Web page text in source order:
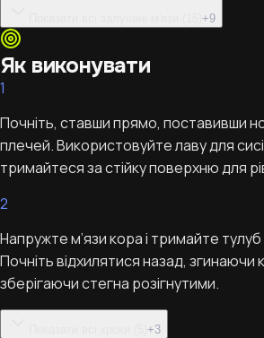
+9
Як виконувати
1
Почніть, ставши прямо, поставивши
плечей. Використовуйте лаву для
тримайтеся за стійку поверхню для
2
Напружте м’язи кора і тримайте
Почніть відхилятися назад, згинаючи
зберігаючи стегна розігнутими.
+3